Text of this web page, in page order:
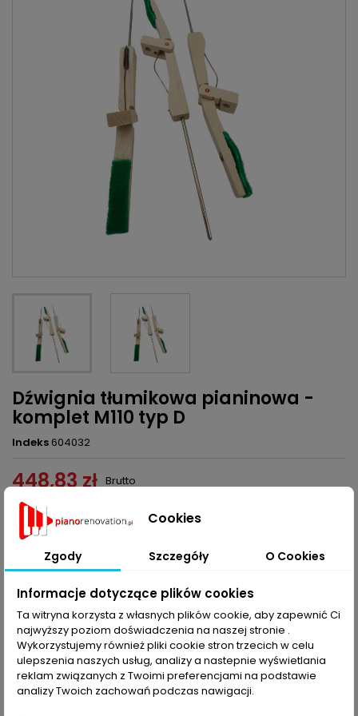
Dźwignia tłumikowa pianinowa -
komplet M110 typ D
Indeks 604032
448,83 zł Brutto
Ilość  Dodaj do koszyka
Ostatnie sztuki w magazynie
Udostępnij
OPIS SZCZEGÓŁY PRODUKTU
Dźwignia tłumikowa komplet, 29 szt. bas i 41 szt. wiolin
długość dźwigni z prętem 150 mm
Cookies
Zgody Szczegóły O Cookies
Informacje dotyczące plików cookies
Ta witryna korzysta z własnych plików cookie, aby zapewnić Ci
najwyższy poziom doświadczenia na naszej stronie .
Wykorzystujemy również pliki cookie stron trzecich w celu
ulepszenia naszych usług, analizy a nastepnie wyświetlania
reklam związanych z Twoimi preferencjami na podstawie
analizy Twoich zachowań podczas nawigacji.